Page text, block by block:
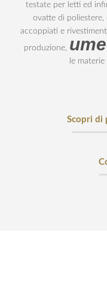
testate per letti ed
ovatte di
accoppiati e
produzione, ume
le
Scopri di